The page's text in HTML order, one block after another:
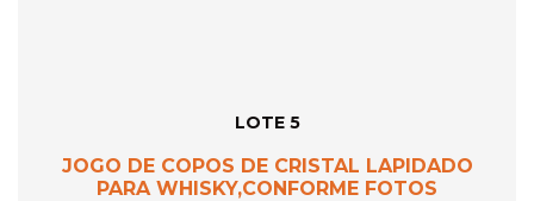
LOTE 5
JOGO DE COPOS DE CRISTAL LAPIDADO
PARA WHISKY,CONFORME FOTOS